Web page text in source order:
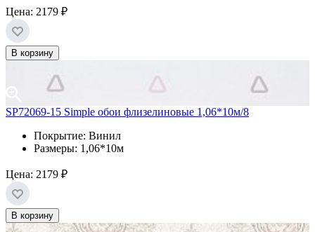
Цена: 2179 ₽
В корзину
SP72069-15 Simple обои флизелиновые 1,06*10м/8
Покрытие: Винил
Размеры: 1,06*10м
Цена: 2179 ₽
В корзину